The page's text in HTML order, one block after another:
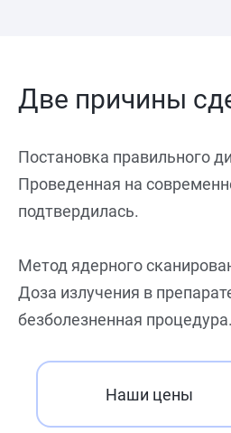
Две причины
Постановка правильного
Проведенная на
подтвердилась.
Метод ядерного
Доза излучения в
безболезненная
Наши цены